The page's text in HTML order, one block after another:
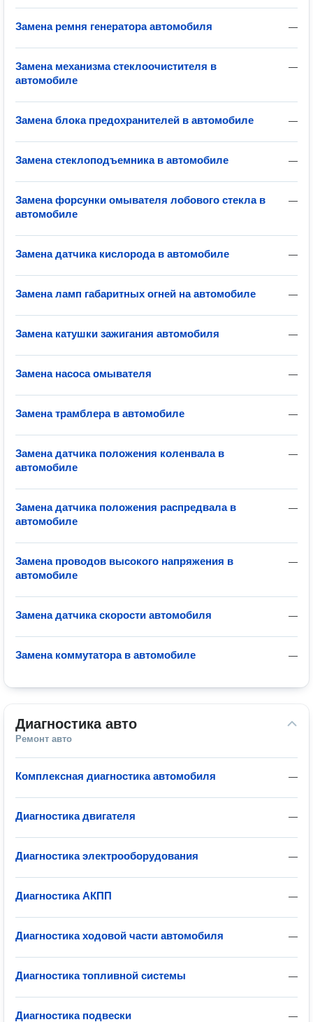
—
Замена ремня генератора автомобиля
—
Замена механизма стеклоочистителя в
автомобиле
—
Замена блока предохранителей в автомобиле
—
Замена стеклоподъемника в автомобиле
—
Замена форсунки омывателя лобового стекла в
автомобиле
—
Замена датчика кислорода в автомобиле
—
Замена ламп габаритных огней на автомобиле
—
Замена катушки зажигания автомобиля
—
Замена насоса омывателя
—
Замена трамблера в автомобиле
—
Замена датчика положения коленвала в
автомобиле
—
Замена датчика положения распредвала в
автомобиле
—
Замена проводов высокого напряжения в
автомобиле
—
Замена датчика скорости автомобиля
—
Замена коммутатора в автомобиле
Диагностика авто
Ремонт авто
—
Комплексная диагностика автомобиля
—
Диагностика двигателя
—
Диагностика электрооборудования
—
Диагностика АКПП
—
Диагностика ходовой части автомобиля
—
Диагностика топливной системы
—
Диагностика подвески